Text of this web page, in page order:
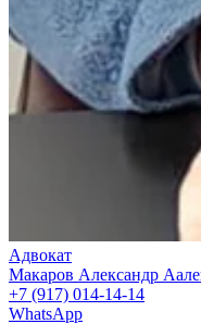
Адвокат
Макаров Александр
+7 (917) 014-14-14
WhatsApp